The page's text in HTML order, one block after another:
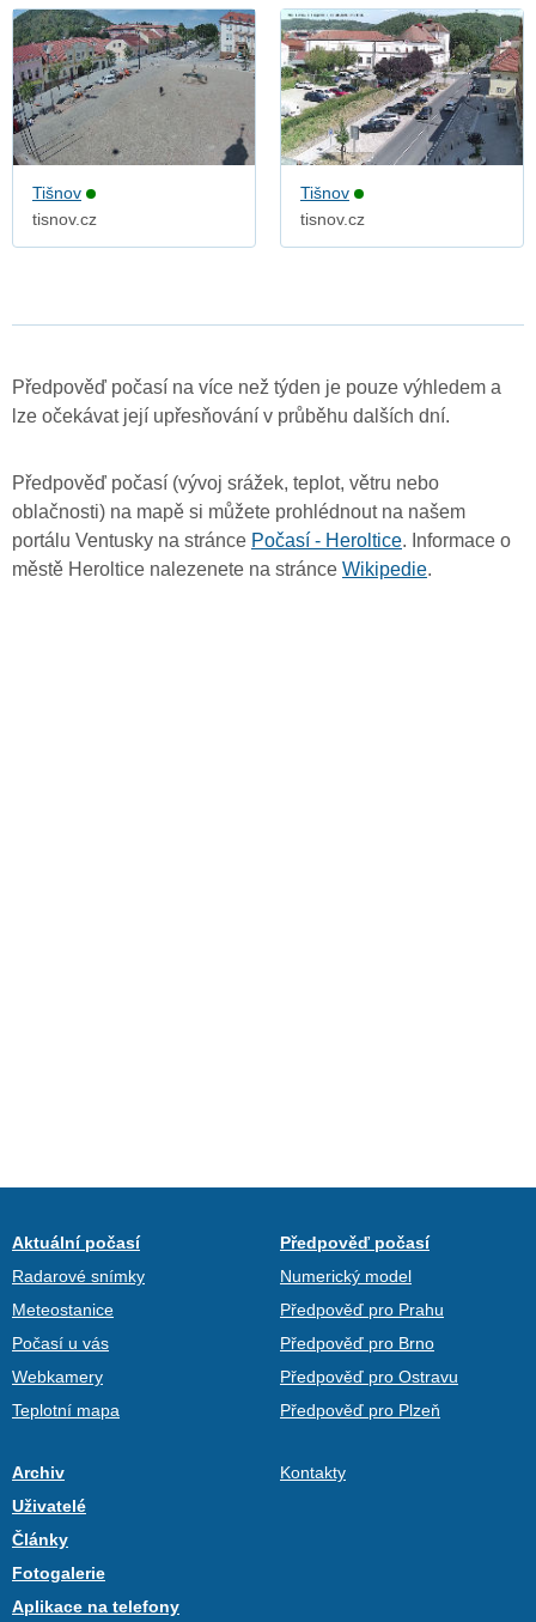
Tišnov
tisnov.cz
Tišnov
tisnov.cz
Předpověď počasí na více než týden je pouze výhledem a
lze očekávat její upřesňování v průběhu dalších dní.
Předpověď počasí (vývoj srážek, teplot, větru nebo
oblačnosti) na mapě si můžete prohlédnout na našem
portálu Ventusky na stránce Počasí - Heroltice. Informace o
městě Heroltice nalezenete na stránce Wikipedie.
Aktuální počasí
Radarové snímky
Meteostanice
Počasí u vás
Webkamery
Teplotní mapa
Předpověď počasí
Numerický model
Předpověď pro Prahu
Předpověď pro Brno
Předpověď pro Ostravu
Předpověď pro Plzeň
Archiv
Uživatelé
Články
Fotogalerie
Aplikace na telefony
Kontakty